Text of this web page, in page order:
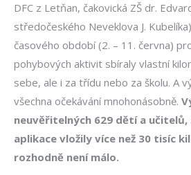
DFC z Letňan, čakovická ZŠ dr.
středočeského Neveklova J.
časového období (2. – 11. června)
pohybových aktivit sbíraly vlastní
sebe, ale i za třídu nebo za školu. A
všechna očekávání mnohonásobně.
neuvěřitelných 629 dětí a učitelů,
aplikace vložily více než 30 tisíc
rozhodně není málo.